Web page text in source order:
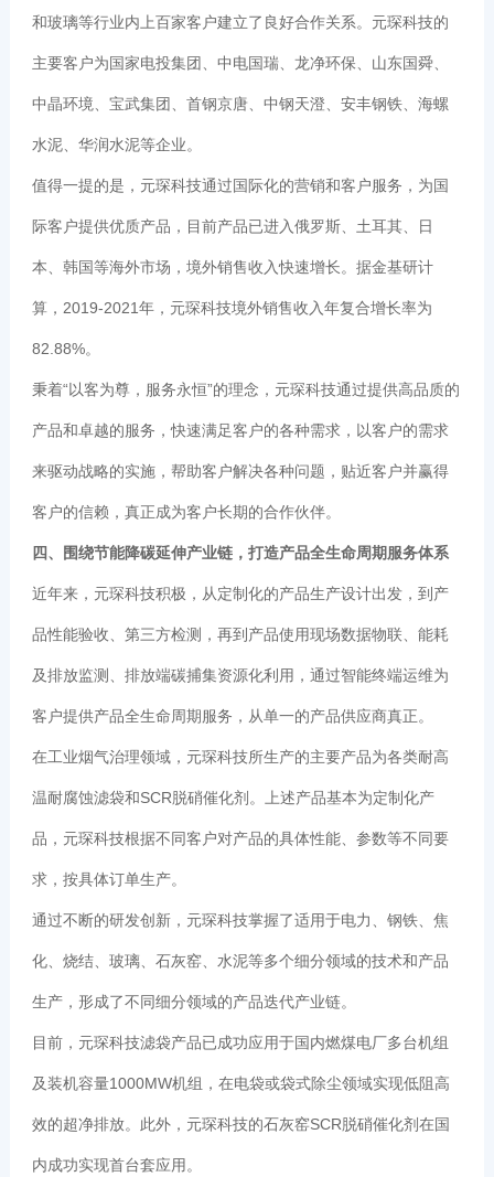
和玻璃等行业内上百家客户建立了良好合作关系。元琛科技的
主要客户为国家电投集团、中电国瑞、龙净环保、山东国舜、
中晶环境、宝武集团、首钢京唐、中钢天澄、安丰钢铁、海螺
水泥、华润水泥等企业。
值得一提的是，元琛科技通过国际化的营销和客户服务，为国
际客户提供优质产品，目前产品已进入俄罗斯、土耳其、日
本、韩国等海外市场，境外销售收入快速增长。据金基研计
算，2019-2021年，元琛科技境外销售收入年复合增长率为
82.88%。
秉着“以客为尊，服务永恒”的理念，元琛科技通过提供高品质的
产品和卓越的服务，快速满足客户的各种需求，以客户的需求
来驱动战略的实施，帮助客户解决各种问题，贴近客户并赢得
客户的信赖，真正成为客户长期的合作伙伴。
四、围绕节能降碳延伸产业链，打造产品全生命周期服务体系
近年来，元琛科技积极，从定制化的产品生产设计出发，到产
品性能验收、第三方检测，再到产品使用现场数据物联、能耗
及排放监测、排放端碳捕集资源化利用，通过智能终端运维为
客户提供产品全生命周期服务，从单一的产品供应商真正。
在工业烟气治理领域，元琛科技所生产的主要产品为各类耐高
温耐腐蚀滤袋和SCR脱硝催化剂。上述产品基本为定制化产
品，元琛科技根据不同客户对产品的具体性能、参数等不同要
求，按具体订单生产。
通过不断的研发创新，元琛科技掌握了适用于电力、钢铁、焦
化、烧结、玻璃、石灰窑、水泥等多个细分领域的技术和产品
生产，形成了不同细分领域的产品迭代产业链。
目前，元琛科技滤袋产品已成功应用于国内燃煤电厂多台机组
及装机容量1000MW机组，在电袋或袋式除尘领域实现低阻高
效的超净排放。此外，元琛科技的石灰窑SCR脱硝催化剂在国
内成功实现首台套应用。